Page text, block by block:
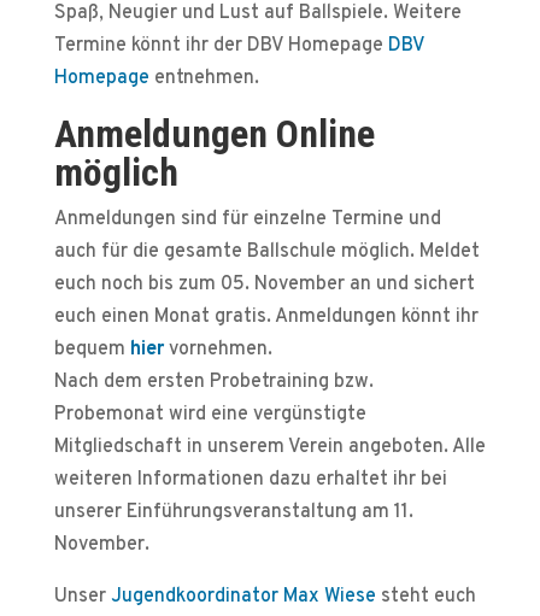
Spaß, Neugier und Lust auf Ballspiele. Weitere
Termine könnt ihr der DBV Homepage DBV
Homepage entnehmen.
Anmeldungen Online
möglich
Anmeldungen sind für einzelne Termine und
auch für die gesamte Ballschule möglich. Meldet
euch noch bis zum 05. November an und sichert
euch einen Monat gratis. Anmeldungen könnt ihr
bequem hiervornehmen.
Nach dem ersten Probetraining bzw.
Probemonat wird eine vergünstigte
Mitgliedschaft in unserem Verein angeboten. Alle
weiteren Informationen dazu erhaltet ihr bei
unserer Einführungsveranstaltung am 11.
November.
Unser Jugendkoordinator Max Wiese steht euch